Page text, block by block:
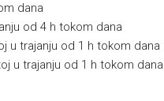
dana
od 4 h tokom dana
u trajanju od 1 h tokom dana
u trajanju od 1 h tokom dana